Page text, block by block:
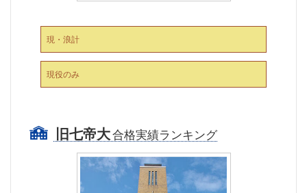
現・浪計
現役のみ
旧七帝大合格実績ランキング